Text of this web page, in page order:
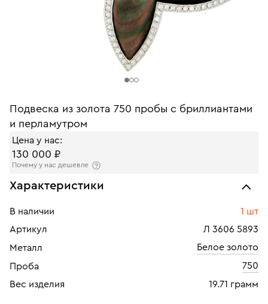
Подвеска из золота 750 пробы с бриллиантами
и перламутром
Цена у нас:
130 000 ₽
Почему у нас дешевле
Характеристики
В наличии
1 шт
Артикул
Л 3606 5893
Металл
Белое золото
Проба
750
Вес изделия
19.71 грамм